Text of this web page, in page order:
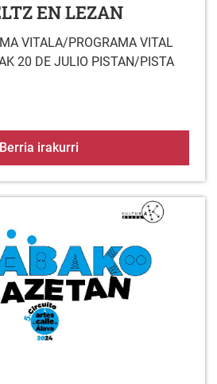
EN LEZAN
VITALA/PROGRAMA VITAL
20 DE JULIO PISTAN/PISTA
Berria irakurri